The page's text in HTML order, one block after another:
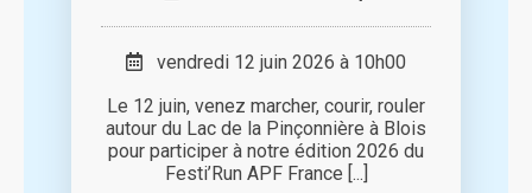
vendredi 12 juin 2026 à 10h00
Le 12 juin, venez marcher, courir, rouler
autour du Lac de la Pinçonnière à Blois
pour participer à notre édition 2026 du
Festi’Run APF France [...]